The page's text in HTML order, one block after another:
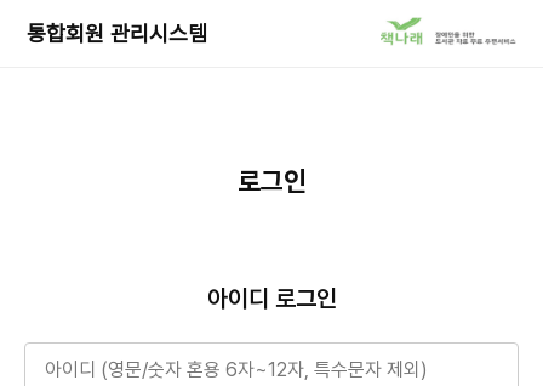
통합회원 관리시스템
책
나
로그인
아이디 로그인
아이디